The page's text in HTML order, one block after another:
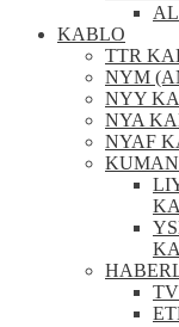
KABLO
TTR
NYM
NYY
NYA
NYAF